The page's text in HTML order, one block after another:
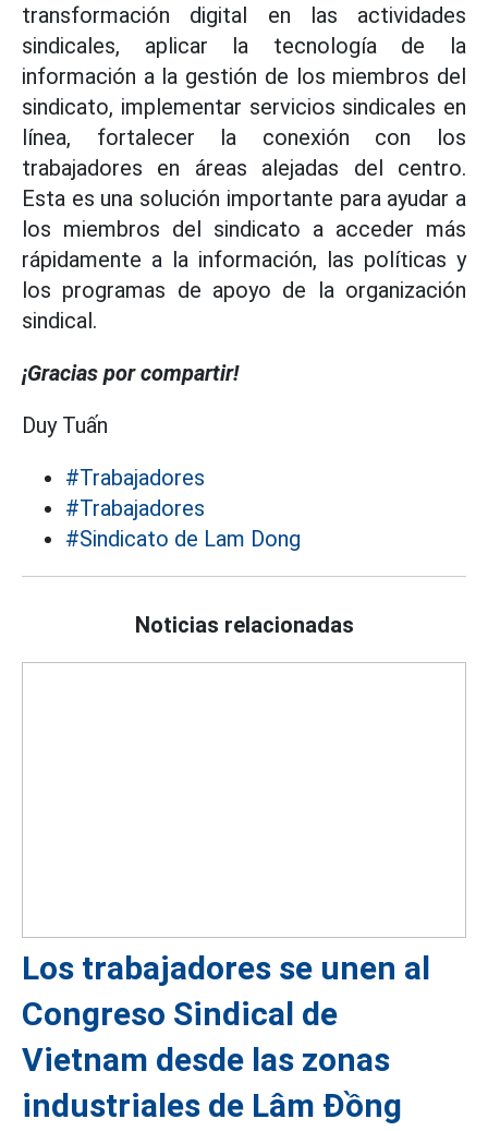
transformación digital en las actividades
sindicales, aplicar la tecnología de la
información a la gestión de los miembros del
sindicato, implementar servicios sindicales en
línea, fortalecer la conexión con los
trabajadores en áreas alejadas del centro.
Esta es una solución importante para ayudar a
los miembros del sindicato a acceder más
rápidamente a la información, las políticas y
los programas de apoyo de la organización
sindical.
¡Gracias por compartir!
Duy Tuấn
#Trabajadores
#Trabajadores
#Sindicato de Lam Dong
Noticias relacionadas
Los trabajadores se unen al
Congreso Sindical de
Vietnam desde las zonas
industriales de Lâm Đồng